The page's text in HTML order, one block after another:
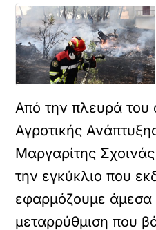
Από την πλευρά του
Αγροτικής
Μαργαρίτης
την εγκύκλιο που
εφαρμόζουμε άμεσα
μεταρρύθμιση που